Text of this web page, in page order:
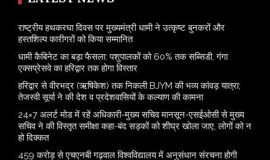
राष्ट्रीय हथकरघा दिवस पर मुख्यमंत्री धामी ने उत्कृष्ट बुनकरों और
हस्तशिल्प कारीगरों को किया सम्मानित
​धामी कैबिनेट का बड़ा फैसला: पशुपालकों को 60% तक सब्सिडी, गंगा
एक्सप्रेसवे का हरिद्वार तक होगा विस्तार
​हरिद्वार से वीरभद्र (ऋषिकेश) तक निकली BJYM की भव्य कांवड़ यात्रा;
तेजस्वी सूर्या ने की देश व प्रदेशवासियों के कल्याण की कामना
24×7 अलर्ट मोड में रहें अधिकारी-मुख्य सचिव मानसून-एसईओसी से मुख्य
सचिव ने की विस्तृत समीक्षा कहा-बंद सड़कों को शीघ्र खोला जाए, लोगों को न
हो दिक्कत
459 करोड़ से एचएनबी गढ़वाल विश्वविद्यालय में अनुसंधान संरचना होगी